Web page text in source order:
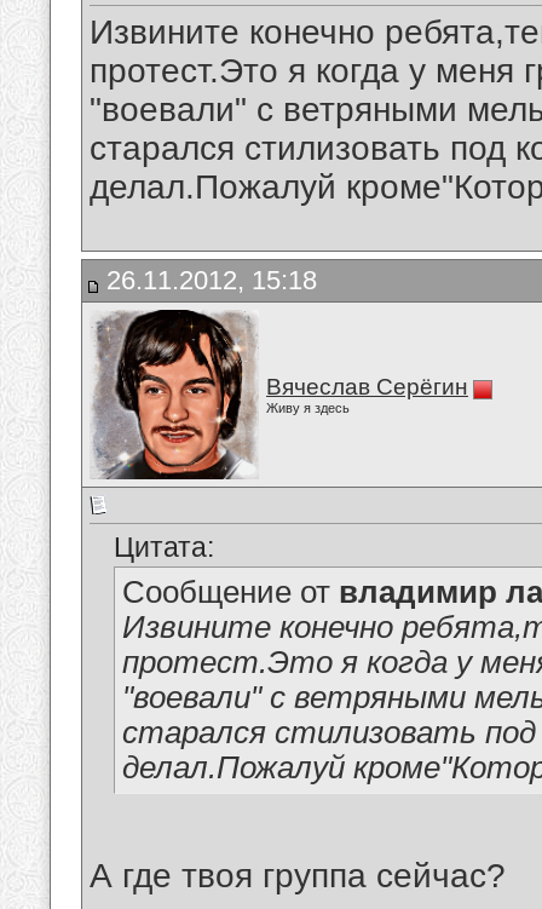
Извините конечно
протест.Это я когда у меня
"воевали" с ветряными
старался стилизовать под
делал.Пожалуй
26.11.2012, 15:18
Вячеслав Серёгин
Живу я здесь
Цитата:
Сообщение от владимир
Извините конечно
протест.Это я когда у
"воевали" с ветряными
старался стилизовать под
делал.Пожалуй
А где твоя группа сейчас?